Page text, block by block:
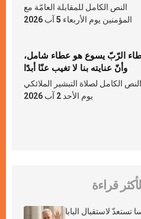
النص الكامل للمقابلة العامّة مع
المؤمنين يوم الأربعاء 5 آب 2026
الرّبّ يسوع هو عطاء شامل،
وأنّ عنايته بنا لا تغيب عنّا أبدًا
النص الكامل لصلاة التبشير الملائكي
يوم الأحد 2 آب 2026
قراءة
تستعدّ لاستقبال البابا